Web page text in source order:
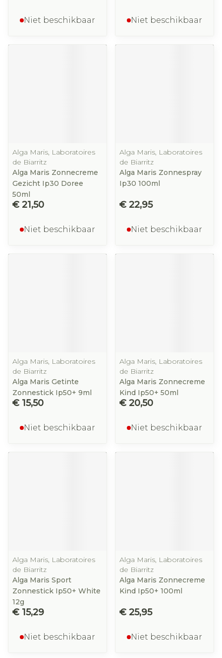
Niet beschikbaar Niet beschikbaar
Alga Maris, Laboratoires
de Biarritz
Alga Maris Zonnecreme
Gezicht Ip30 Doree
50ml
€ 21,50
Niet beschikbaar
Alga Maris, Laboratoires
de Biarritz
Alga Maris Zonnespray
Ip30 100ml
€ 22,95
Niet beschikbaar
Alga Maris, Laboratoires
de Biarritz
Alga Maris Getinte
Zonnestick Ip50+ 9ml
€ 15,50
Niet beschikbaar
Alga Maris, Laboratoires
de Biarritz
Alga Maris Zonnecreme
Kind Ip50+ 50ml
€ 20,50
Niet beschikbaar
Alga Maris, Laboratoires
de Biarritz
Alga Maris Sport
Zonnestick Ip50+ White
12g
€ 15,29
Niet beschikbaar
Alga Maris, Laboratoires
de Biarritz
Alga Maris Zonnecreme
Kind Ip50+ 100ml
€ 25,95
Niet beschikbaar